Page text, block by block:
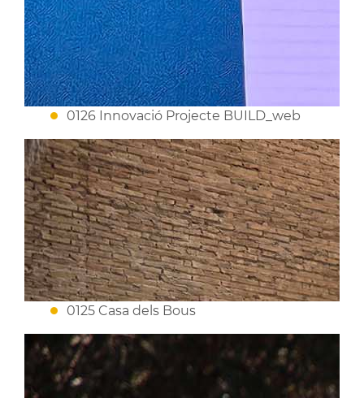
0126 Innovació Projecte BUILD_web
0125 Casa dels Bous